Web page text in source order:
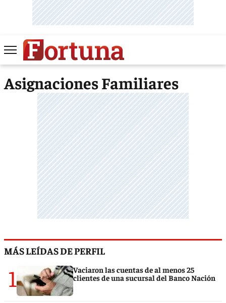
Asignaciones Familiares
MÁS LEÍDAS DE PERFIL
1
Vaciaron las cuentas de al menos 25
clientes de una sucursal del Banco Nación